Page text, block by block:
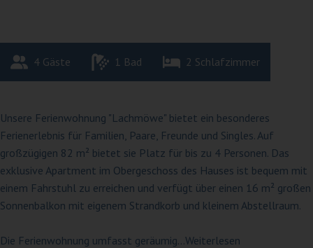
4 Gäste 1 Bad 2 Schlafzimmer
Unsere Ferienwohnung "Lachmöwe" bietet ein besonderes
Ferienerlebnis für Familien, Paare, Freunde und Singles. Auf
großzügigen 82 m² bietet sie Platz für bis zu 4 Personen. Das
exklusive Apartment im Obergeschoss des Hauses ist bequem mit
einem Fahrstuhl zu erreichen und verfügt über einen 16 m² großen
Sonnenbalkon mit eigenem Strandkorb und kleinem Abstellraum.
Die Ferienwohnung umfasst geräumig...Weiterlesen